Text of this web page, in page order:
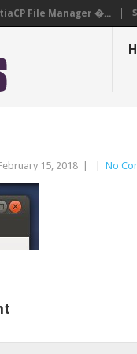
File Manager �...
15, 2018 No